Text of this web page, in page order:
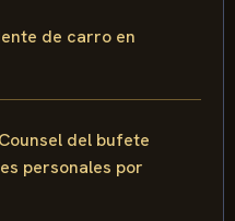
de carro en
del bufete
personales por